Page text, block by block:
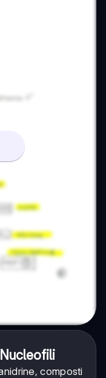
composti